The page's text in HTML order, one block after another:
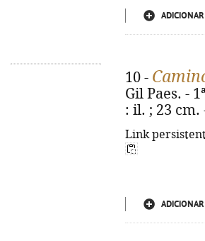
10 -
Gil Paes. -
: il. ; 23 cm.
Link